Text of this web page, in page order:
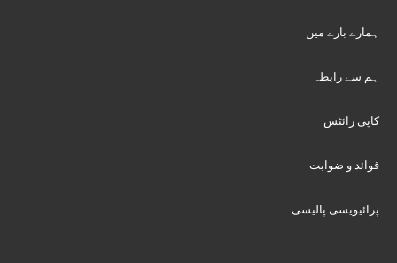
ہمارے بارے میں
ہم سے رابطہ
کاپی رائٹس
قوائد و ضوابت
پرائیویسی پالیسی